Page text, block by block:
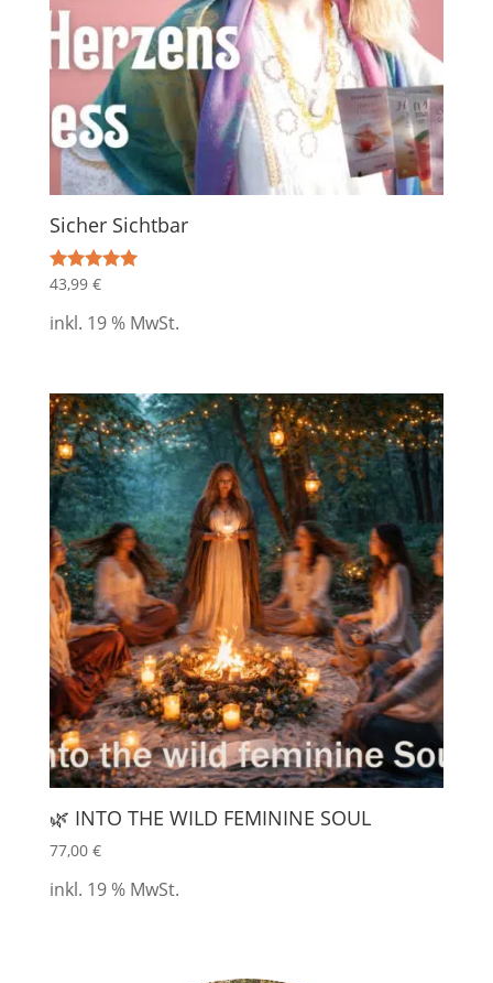
Sicher Sichtbar
Bewertet mit
von 5
43,99 €
inkl. 19 % MwSt.
🌿 INTO THE WILD FEMININE SOUL
77,00 €
inkl. 19 % MwSt.